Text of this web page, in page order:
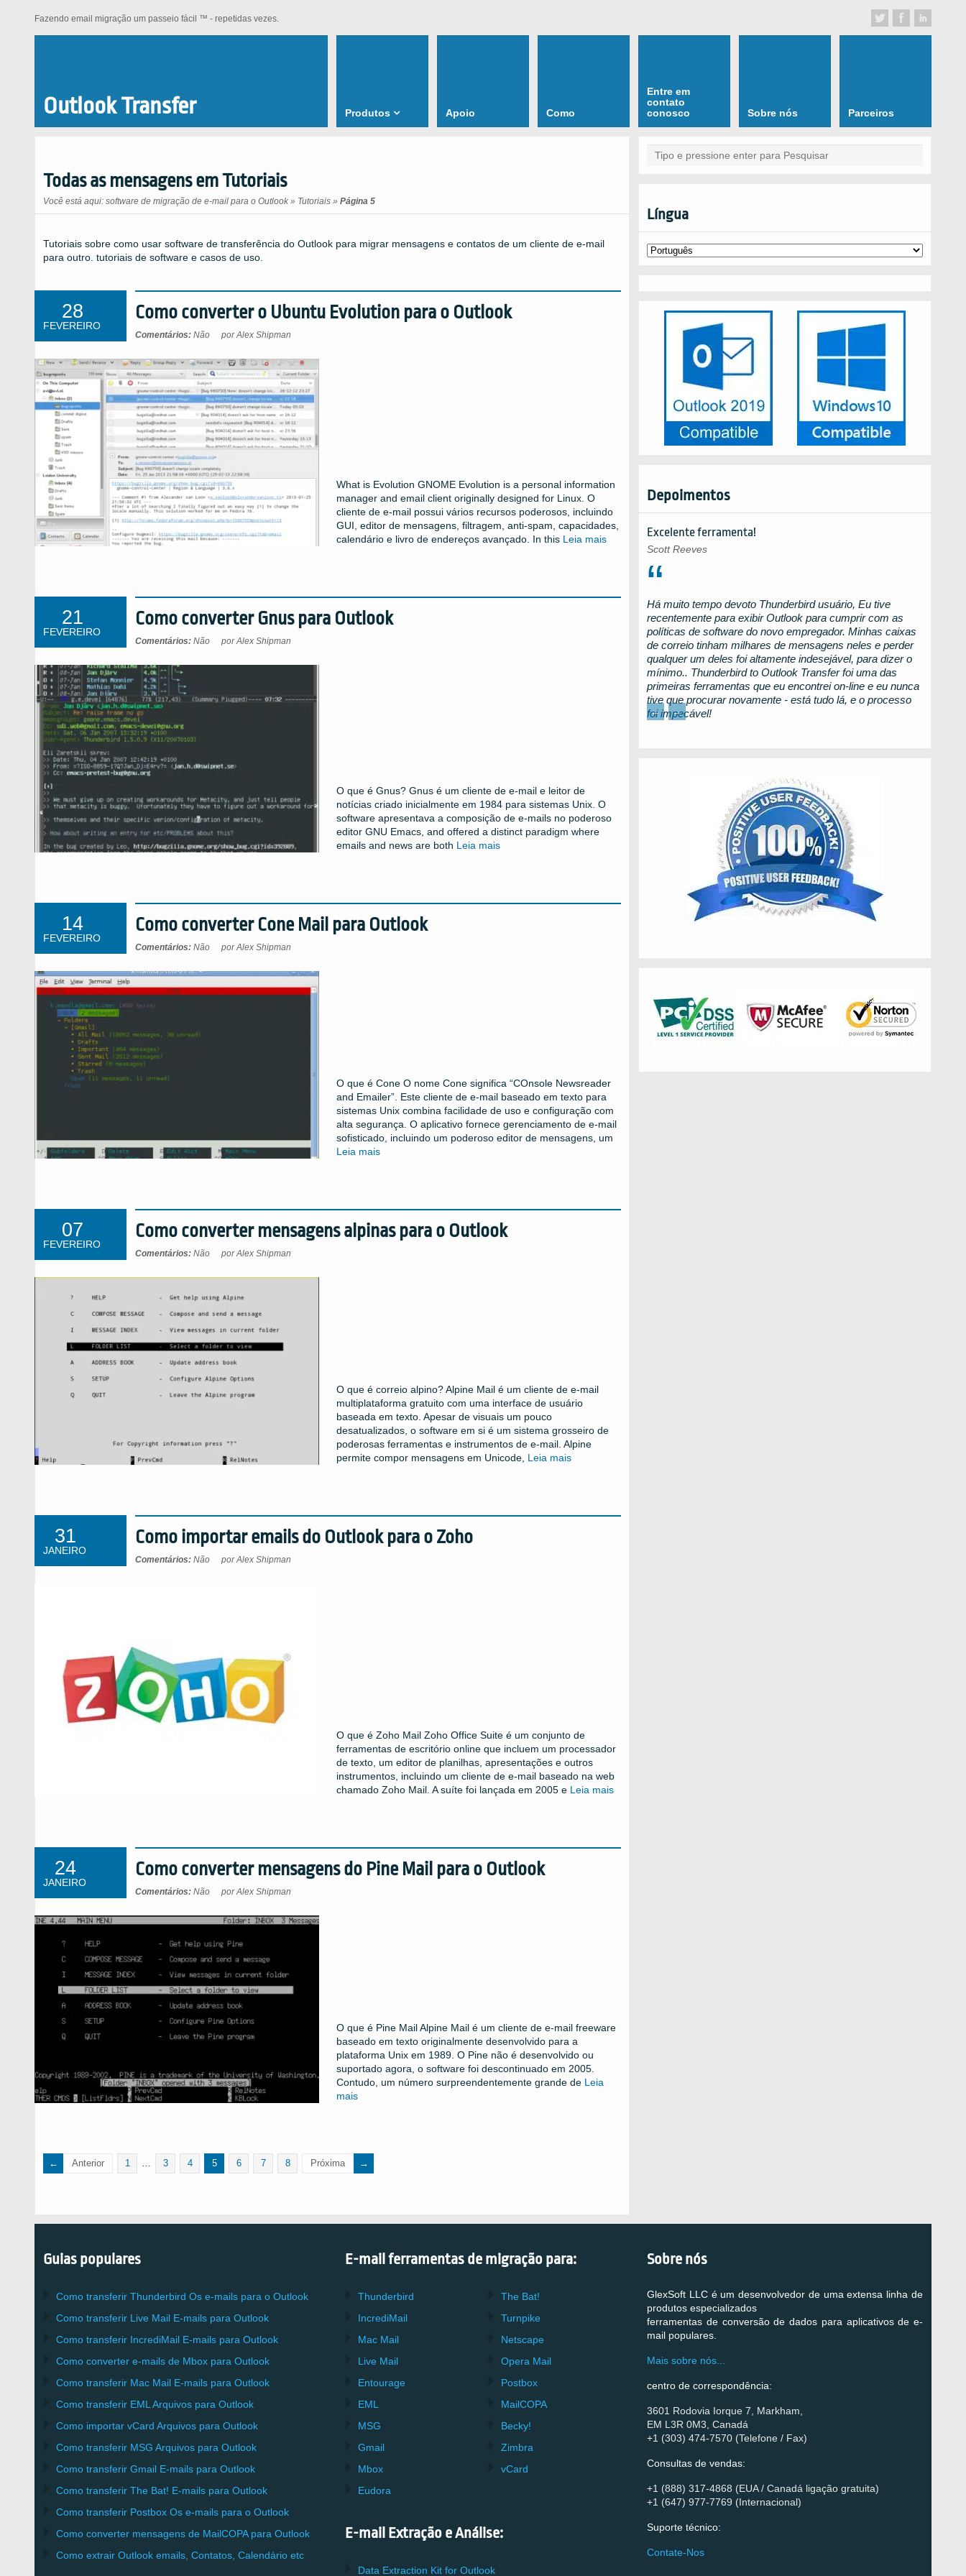
Fazendo email migração um passeio fácil ™ - repetidas vezes.
Outlook Transfer Produtos Apoio Como
Entre em
contato
conosco
Sobre nós Parceiros
Todas as mensagens em Tutoriais
Você está aqui: software de migração de e-mail para o Outlook » Tutoriais » Página 5
Tutoriais sobre como usar software de transferência do Outlook para migrar mensagens e contatos de um cliente de e-mail
para outro. tutoriais de software e casos de uso.
28
FEVEREIRO
Como converter o Ubuntu Evolution para o Outlook
Comentários: Não por Alex Shipman
What is Evolution GNOME Evolution is a personal information
manager and email client originally designed for Linux . O
cliente de e-mail possui vários recursos poderosos, incluindo
GUI, editor de mensagens, filtragem, anti-spam, capacidades,
calendário e livro de endereços avançado. In this Leia mais
21
FEVEREIRO
Como converter Gnus para Outlook
Comentários: Não por Alex Shipman
O que é Gnus? Gnus é um cliente de e-mail e leitor de
notícias criado inicialmente em 1984 para sistemas Unix. O
software apresentava a composição de e-mails no poderoso
editor GNU Emacs, and offered a distinct paradigm where
emails and news are both Leia mais
14
FEVEREIRO
Como converter Cone Mail para Outlook
Comentários: Não por Alex Shipman
O que é Cone O nome Cone significa “COnsole Newsreader
and Emailer”. Este cliente de e-mail baseado em texto para
sistemas Unix combina facilidade de uso e configuração com
alta segurança. O aplicativo fornece gerenciamento de e-mail
sofisticado, incluindo um poderoso editor de mensagens, um
Leia mais
07
FEVEREIRO
Como converter mensagens alpinas para o Outlook
Comentários: Não por Alex Shipman
O que é correio alpino? Alpine Mail é um cliente de e-mail
multiplataforma gratuito com uma interface de usuário
baseada em texto. Apesar de visuais um pouco
desatualizados, o software em si é um sistema grosseiro de
poderosas ferramentas e instrumentos de e-mail. Alpine
permite compor mensagens em Unicode, Leia mais
31
JANEIRO
Como importar emails do Outlook para o Zoho
Comentários: Não por Alex Shipman
O que é Zoho Mail Zoho Office Suite é um conjunto de
ferramentas de escritório online que incluem um processador
de texto, um editor de planilhas, apresentações e outros
instrumentos, incluindo um cliente de e-mail baseado na web
chamado Zoho Mail. A suíte foi lançada em 2005 e Leia mais
24
JANEIRO
Como converter mensagens do Pine Mail para o Outlook
Comentários: Não por Alex Shipman
O que é Pine Mail Alpine Mail é um cliente de e-mail freeware
baseado em texto originalmente desenvolvido para a
plataforma Unix em 1989. O Pine não é desenvolvido ou
suportado agora, o software foi descontinuado em 2005.
Contudo, um número surpreendentemente grande de Leia
mais
Anterior 1 … 3 4 5 6 7 8 Próxima
Língua
Depoimentos
Excelente ferramenta!
Scott Reeves
Há muito tempo devoto Thunderbirdusuário, Eu tive
recentemente para exibirOutlook para cumprir com as
políticas de software do novo empregador. Minhas caixas
de correio tinham milhares de mensagens neles e perder
qualquer um deles foi altamente indesejável, para dizer o
mínimo.. Thunderbird to Outlook Transferfoi uma das
primeiras ferramentas que eu encontrei on-line e eu nunca
tive que procurar novamente - está tudo lá, e o processo
foi impecável!
← →
Guias populares
Como transferir Thunderbird Os e-mails para o Outlook
Como transferir Live Mail E-mails para Outlook
Como transferir IncrediMail E-mails para Outlook
Como converter e-mails de Mbox para Outlook
Como transferir Mac Mail E-mails para Outlook
Como transferir EML Arquivos para Outlook
Como importar vCard Arquivos para Outlook
Como transferir MSG Arquivos para Outlook
Como transferir Gmail E-mails para Outlook
Como transferir The Bat! E-mails para Outlook
Como transferir Postbox Os e-mails para o Outlook
Como converter mensagens de MailCOPApara Outlook
Como extrair Outlook emails, Contatos, Calendário etc
E-mail ferramentas de migração para:
Thunderbird
IncrediMail
Mac Mail
Live Mail
Entourage
EML
MSG
Gmail
Mbox
Eudora
The Bat!
Turnpike
Netscape
Opera Mail
Postbox
MailCOPA
Becky!
Zimbra
vCard
E-mail Extração e Análise:
Data Extraction Kit for Outlook
Sobre nós
GlexSoft LLC é um desenvolvedor de uma extensa linha de
produtos especializados
ferramentas de conversão de dados para aplicativos de e-
mail populares.
Mais sobre nós...
centro de correspondência:
3601 Rodovia Iorque 7, Markham,
EM L3R 0M3, Canadá
+1 (303) 474-7570 (Telefone / Fax)
Consultas de vendas:
+1 (888) 317-4868 (EUA / Canadá ligação gratuita)
+1 (647) 977-7769 (Internacional)
Suporte técnico:
Contate-Nos